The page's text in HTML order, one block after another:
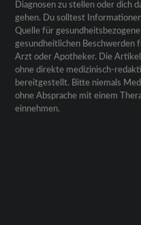
Diagnosen zu stellen oder dich
gehen. Du solltest
Quelle für
gesundheitlichen Beschwerden
Arzt oder Apotheker. Die
ohne direkte medizinisch-
bereitgestellt. Bitte niemals
ohne Absprache mit einem
einnehmen.